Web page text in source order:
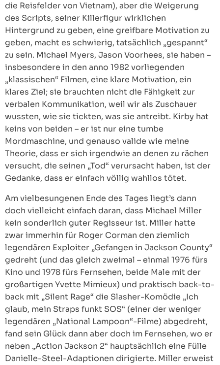
die Reisfelder von Vietnam), aber die Weigerung
des Scripts, seiner Killerfigur wirklichen
Hintergrund zu geben, eine greifbare Motivation zu
geben, macht es schwierig, tatsächlich „gespannt“
zu sein. Michael Myers, Jason Voorhees, sie haben –
insbesondere in den anno 1982 vorliegenden
„klassischen“ Filmen, eine klare Motivation, ein
klares Ziel; sie brauchten nicht die Fähigkeit zur
verbalen Kommunikation, weil wir als Zuschauer
wussten, wie sie tickten, was sie antreibt. Kirby hat
keins von beiden – er ist nur eine tumbe
Mordmaschine, und genauso valide wie meine
Theorie, dass er sich irgendwie an denen zu rächen
versucht, die seinen „Tod“ verursacht haben, ist der
Gedanke, dass er einfach völlig wahllos tötet.
Am vielbesungenen Ende des Tages liegt’s dann
doch vielleicht einfach daran, dass Michael Miller
kein sonderlich guter Regisseur ist. Miller hatte
zwar immerhin für Roger Corman den ziemlich
legendären Exploiter „Gefangen in Jackson County“
gedreht (und das gleich zweimal – einmal 1976 fürs
Kino und 1978 fürs Fernsehen, beide Male mit der
großartigen Yvette Mimieux) und praktisch back-to-
back mit „Silent Rage“ die Slasher-Komödie „Ich
glaub, mein Straps funkt SOS“ (einer der weniger
legendären „National Lampoon“-Filme) abgedreht,
fand sein Glück dann aber doch im Fernsehen, wo er
neben „Action Jackson 2“ hauptsächlich eine Fülle
Danielle-Steel-Adaptionen dirigierte. Miller erweist